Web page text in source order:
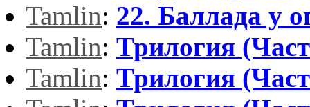
Tamlin: 22. Баллада у
Tamlin: Трилогия
Tamlin: Трилогия